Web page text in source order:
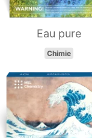
Eau pure
Chimie